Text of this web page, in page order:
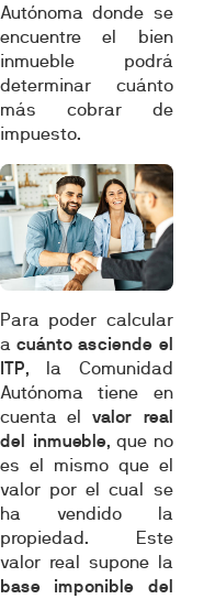
Autónoma donde se
encuentre el bien
inmueble podrá
determinar cuánto
más cobrar de
impuesto.
Para poder calcular
a cuánto asciende el
ITP, la Comunidad
Autónoma tiene en
cuenta el
valor real
del inmueble, que no
es el mismo que el
valor por el cual se
ha vendido la
propiedad. Este
valor real supone la
base imponible del